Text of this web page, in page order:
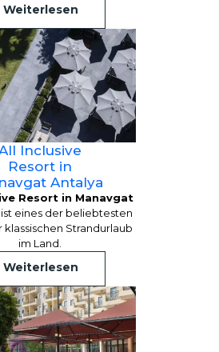
Weiterlesen
Inclusive
Resort in
Antalya
Resort in Manavgat
, ist eines der beliebtesten
klassischen Strandurlaub
im Land.
Weiterlesen